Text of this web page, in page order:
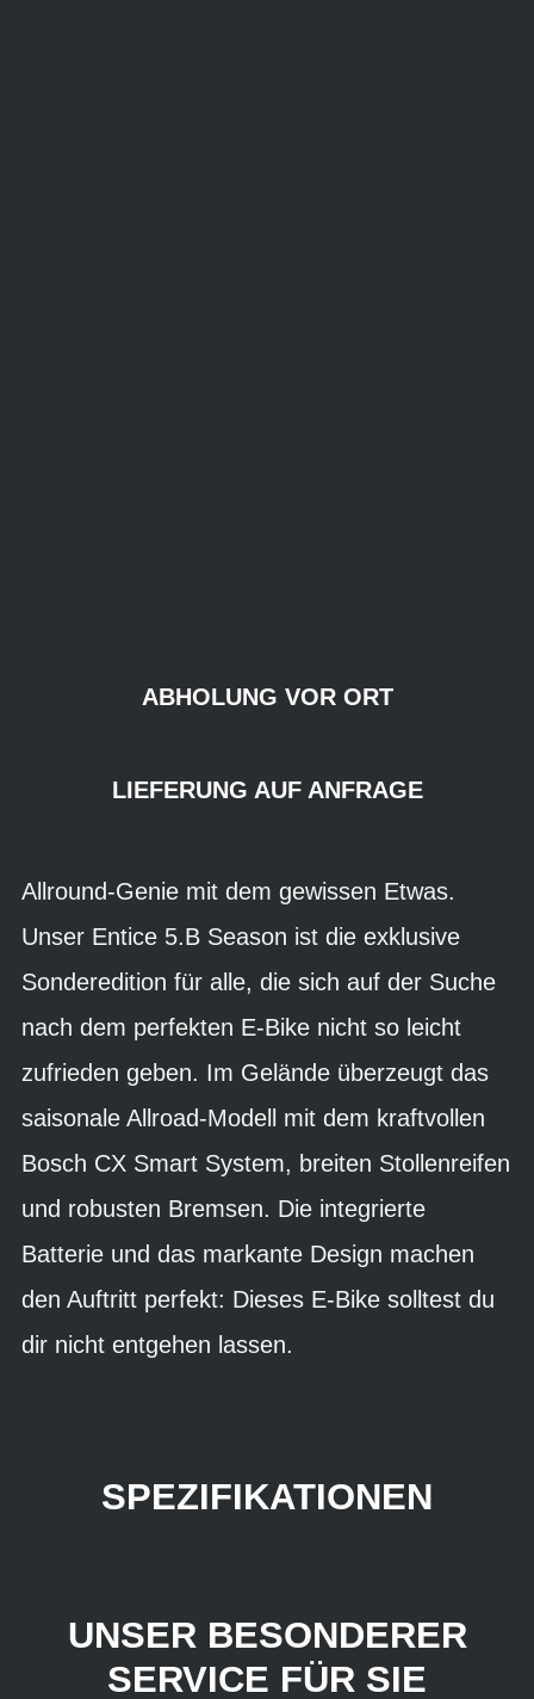
ABHOLUNG VOR ORT
LIEFERUNG AUF ANFRAGE
Allround-Genie mit dem gewissen Etwas.
Unser Entice 5.B Season ist die exklusive
Sonderedition für alle, die sich auf der Suche
nach dem perfekten E-Bike nicht so leicht
zufrieden geben. Im Gelände überzeugt das
saisonale Allroad-Modell mit dem kraftvollen
Bosch CX Smart System, breiten Stollenreifen
und robusten Bremsen. Die integrierte
Batterie und das markante Design machen
den Auftritt perfekt: Dieses E-Bike solltest du
dir nicht entgehen lassen.
SPEZIFIKATIONEN
UNSER BESONDERER
SERVICE FÜR SIE